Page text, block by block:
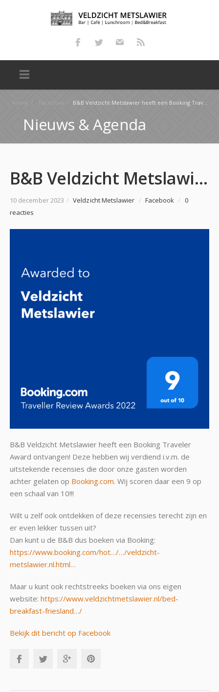
Home Facebook B&B Veldzicht Metslawier heeft een Booking Traveler Award ontvangen! Deze hebben wij verdiend i.v.m….
Nieuws & Agenda
B&B Veldzicht Metslawier heeft een Booking Traveler Award ontvangen! Deze hebben wij verdiend i.v.m….
10 december 2023 / Veldzicht Metslawier / Facebook / 0
reacties
B&B Veldzicht Metslawier heeft een Booking Traveler
Award ontvangen! Deze hebben wij verdiend i.v.m. de
uitstekende recensies die door onze gasten worden
achter gelaten op Booking.com. Wij scoren daar een 9 op
een schaal van 10!!!
Wilt u zelf ook ontdekken of deze recensies terecht zijn en
er even lekker tussen uit?
Dan kunt u de B&B dus boeken via Booking:
https://www.booking.com/hot…/…/veldzicht-
metslawier.nl.html…
Maar u kunt ook rechtstreeks boeken via ons eigen
website: https://www.veldzichtmetslawier.nl/bed-
breakfast-friesland…/
Bekijk dit bericht op Facebook